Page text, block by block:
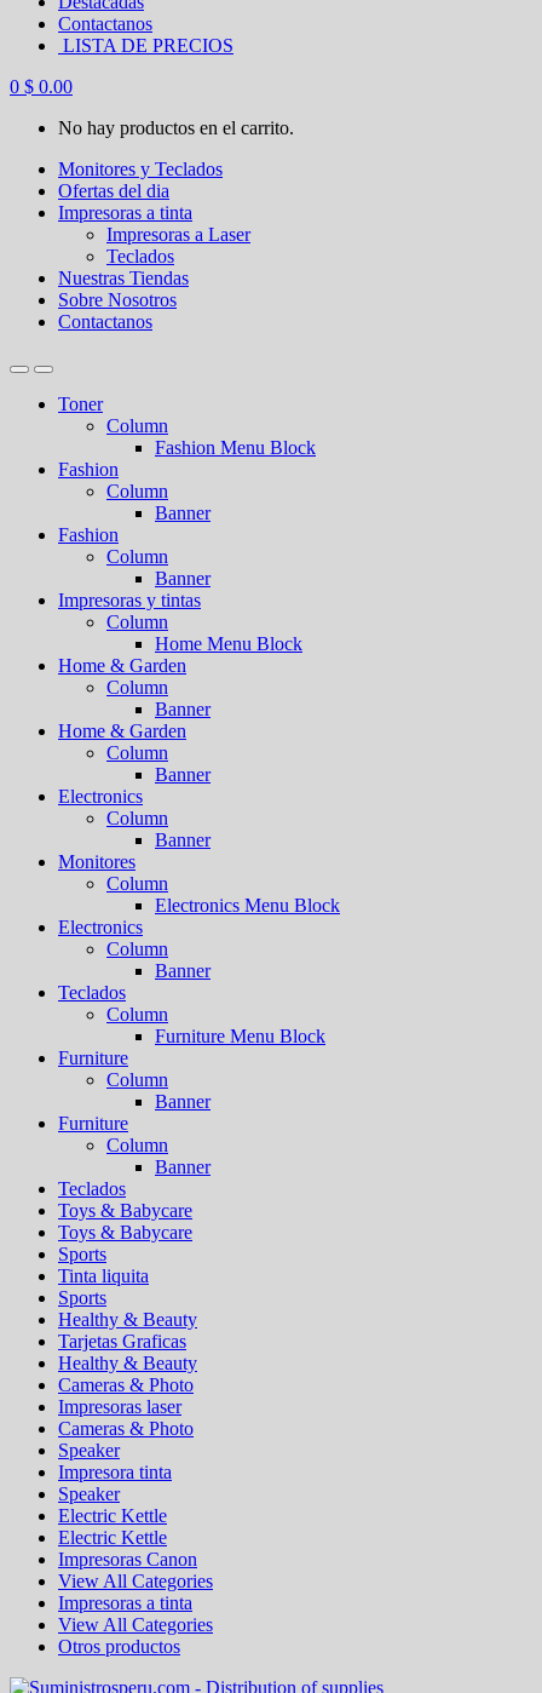
Contactanos
LISTA DE PRECIOS
0 $ 0.00
No hay productos en el carrito.
Monitores y Teclados
Ofertas del dia
Impresoras a tinta
Impresoras a Laser
Teclados
Nuestras Tiendas
Sobre Nosotros
Contactanos
Toner
Column
Fashion Menu Block
Fashion
Column
Banner
Fashion
Column
Banner
Impresoras y tintas
Column
Home Menu Block
Home & Garden
Column
Banner
Home & Garden
Column
Banner
Electronics
Column
Banner
Monitores
Column
Electronics Menu Block
Electronics
Column
Banner
Teclados
Column
Furniture Menu Block
Furniture
Column
Banner
Furniture
Column
Banner
Teclados
Toys & Babycare
Toys & Babycare
Sports
Tinta liquita
Sports
Healthy & Beauty
Tarjetas Graficas
Healthy & Beauty
Cameras & Photo
Impresoras laser
Cameras & Photo
Speaker
Impresora tinta
Speaker
Electric Kettle
Electric Kettle
Impresoras Canon
View All Categories
Impresoras a tinta
View All Categories
Otros productos